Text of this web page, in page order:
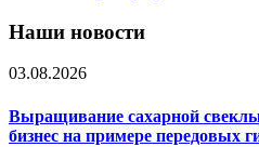
Наши новости
03.08.2026
Выращивание сахарной
бизнес на примере передовых